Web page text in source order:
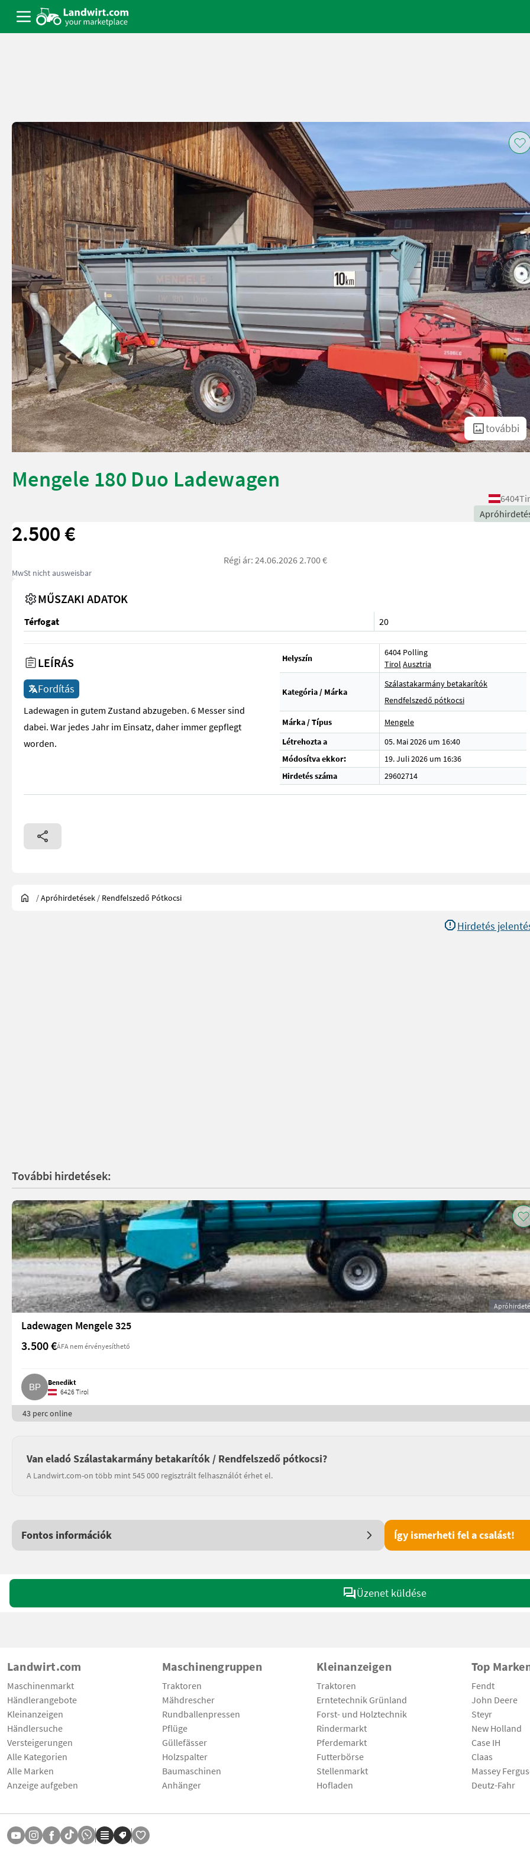
további
Mengele 180 Duo Ladewagen
6404
2.500 €
Régi ár: 24.06.2026 2.700 €
MwSt nicht ausweisbar
MŰSZAKI ADATOK
Térfogat 20
LEÍRÁS
Fordítás
Ladewagen in gutem Zustand abzugeben. 6 Messer sind
dabei. War jedes Jahr im Einsatz, daher immer gepflegt
worden.
Helyszín
6404 Polling
Tirol Ausztria
Kategória / Márka
Szálastakarmány betakarítók
Rendfelszedő pótkocsi
Márka / Típus
Mengele
Létrehozta a
05. Mai 2026 um 16:40
Módosítva ekkor:
19. Juli 2026 um 16:36
Hirdetés száma
29602714
/Apróhirdetések / Rendfelszedő Pótkocsi
Hirdetés
További hirdetések:
Ladewagen Mengele 325
3.500 €ÁFA nem érvényesíthető
Benedikt
6426 Tirol
43 perc online
Van eladó Szálastakarmány betakarítók / Rendfelszedő pótkocsi?
A Landwirt.com-on több mint 545 000 regisztrált felhasználót érhet el.
Fontos információk Így ismerheti fel a csalást!
Üzenet küldése
Landwirt.com
Maschinenmarkt
Händlerangebote
Kleinanzeigen
Händlersuche
Versteigerungen
Alle Kategorien
Alle Marken
Anzeige aufgeben
Maschinengruppen
Traktoren
Mähdrescher
Rundballenpressen
Pflüge
Güllefässer
Holzspalter
Baumaschinen
Anhänger
Kleinanzeigen
Traktoren
Erntetechnik Grünland
Forst- und Holztechnik
Rindermarkt
Pferdemarkt
Futterbörse
Stellenmarkt
Hofladen
Top
Fendt
John Deere
Steyr
New Holland
Case IH
Claas
Massey
Deutz-Fahr